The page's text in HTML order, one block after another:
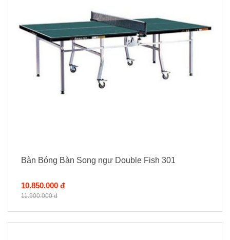
Bàn Bóng Bàn Song ngư Double Fish 301
10.850.000 đ
11.900.000 đ